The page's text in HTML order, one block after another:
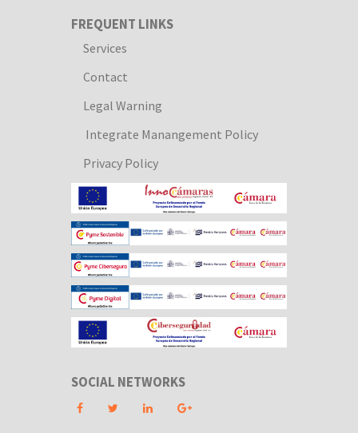
FREQUENT LINKS
Services
Contact
Legal Warning
Integrate Manangement Policy
Privacy Policy
SOCIAL NETWORKS